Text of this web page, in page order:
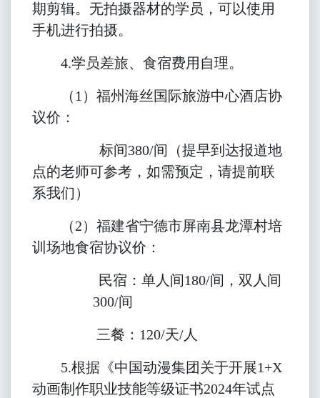
期剪辑。无拍摄器材的学员，可以使用
手机进行拍摄。
4.学员差旅、食宿费用自理。
（1）福州海丝国际旅游中心酒店协
议价：
标间380/间（提早到达报道地
点的老师可参考，如需预定，请提前联
系我们）
（2）福建省宁德市屏南县龙潭村培
训场地食宿协议价：
民宿：单人间180/间，双人间
300/间
三餐：120/天/人
5.根据《中国动漫集团关于开展1+X
动画制作职业技能等级证书2024年试点